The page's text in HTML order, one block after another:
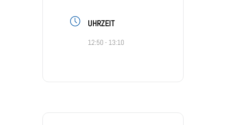
UHRZEIT
12:50 - 13:10